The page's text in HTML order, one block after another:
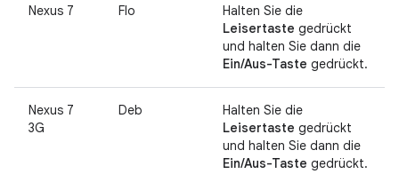
Nexus 7 Flo
Halten Sie die
Leisertaste gedrückt
und halten Sie dann die
Ein/Aus-Taste gedrückt.
Nexus 7
3G
Deb
Halten Sie die
Leisertaste gedrückt
und halten Sie dann die
Ein/Aus-Taste gedrückt.